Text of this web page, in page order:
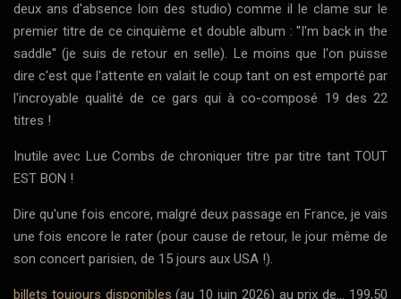
deux ans d'absence loin des studio) comme il le clame sur le
premier titre de ce cinquième et double album : ''I'm back in the
saddle'' (je suis de retour en selle). Le moins que l'on puisse
dire c'est que l'attente en valait le coup tant on est emporté par
l'incroyable qualité de ce gars qui à co-composé 19 des 22
titres !
Inutile avec Lue Combs de chroniquer titre par titre tant TOUT
EST BON !
Dire qu'une fois encore, malgré deux passage en France, je vais
une fois encore le rater (pour cause de retour, le jour même de
son concert parisien, de 15 jours aux USA !).
billets toujours disponibles (au 10 juin 2026) au prix de... 199,50